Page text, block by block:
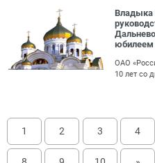
Владыка
юбилеем
ОАО
10 лет со
1 2 3 4